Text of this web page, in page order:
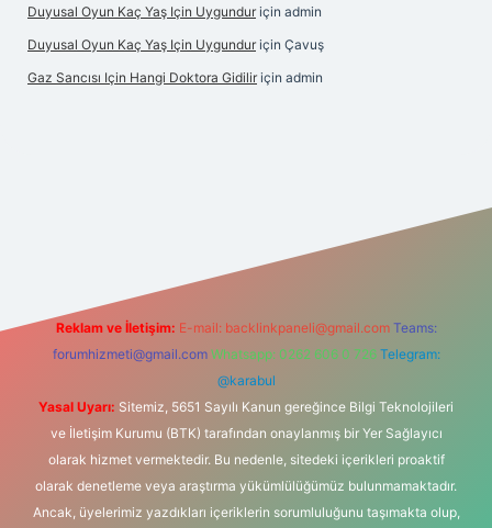
Duyusal Oyun Kaç Yaş Için Uygundur için admin
Duyusal Oyun Kaç Yaş Için Uygundur için Çavuş
Gaz Sancısı Için Hangi Doktora Gidilir için admin
Reklam ve İletişim: E-mail: backlinkpaneli@gmail.com Teams:
forumhizmeti@gmail.com Whatsapp: 0262 606 0 726 Telegram:
@karabul
Yasal Uyarı: Sitemiz, 5651 Sayılı Kanun gereğince Bilgi Teknolojileri
ve İletişim Kurumu (BTK) tarafından onaylanmış bir Yer Sağlayıcı
olarak hizmet vermektedir. Bu nedenle, sitedeki içerikleri proaktif
olarak denetleme veya araştırma yükümlülüğümüz bulunmamaktadır.
Ancak, üyelerimiz yazdıkları içeriklerin sorumluluğunu taşımakta olup,